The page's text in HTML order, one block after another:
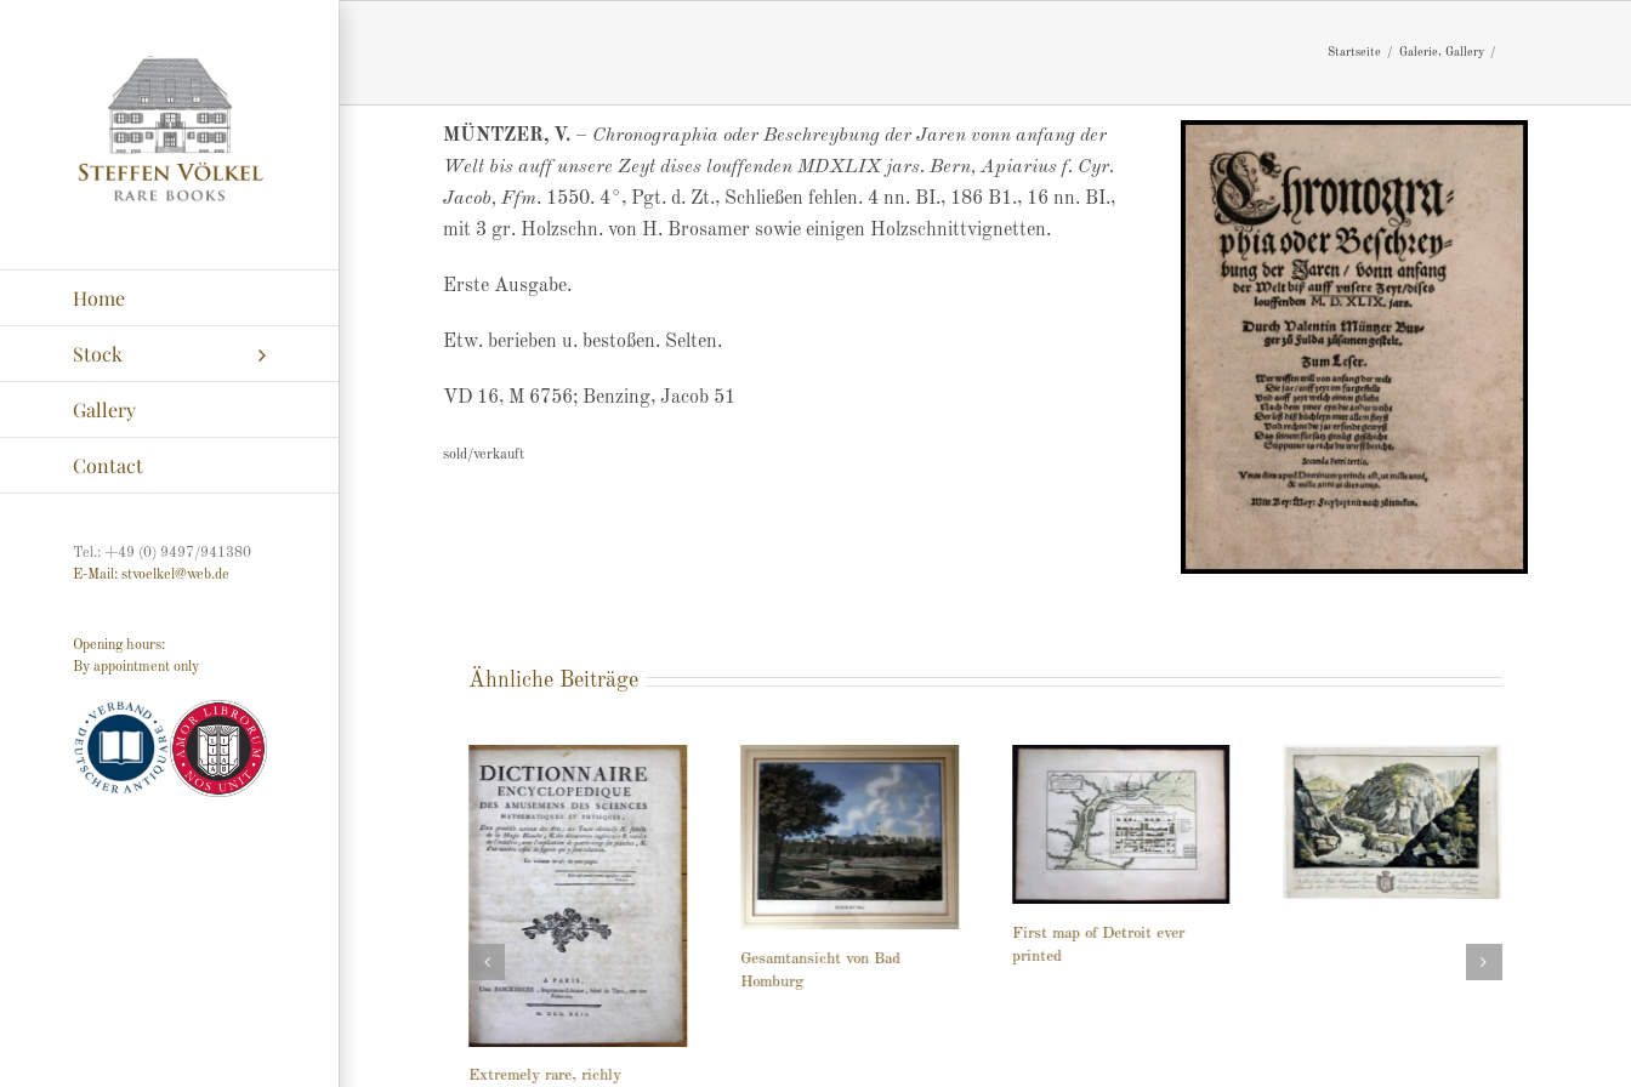
Home
Stock
Gallery
Contact
Tel.: +49 (0) 9497/941380
E-Mail: stvoelkel@web.de
Opening hours:
By appointment only
Startseite Galerie Gallery
MÜNTZER, V. – Chronographia oder Beschreybung der Jaren vonn anfang der
Welt bis auff unsere Zeyt dises louffenden MDXLIX jars. Bern, Apiarius f. Cyr.
Jacob, Ffm. 1550. 4°, Pgt. d. Zt., Schließen fehlen. 4 nn. BI., 186 B1., 16 nn. BI.,
mit 3 gr. Holzschn. von H. Brosamer sowie einigen Holzschnittvignetten.
Erste Ausgabe.
Etw. berieben u. bestoßen. Selten.
VD 16, M 6756; Benzing, Jacob 51
sold/verkauft
Ähnliche Beiträge
Extremely rare, richly
Gesamtansicht von Bad
Homburg
First map of Detroit ever
printed